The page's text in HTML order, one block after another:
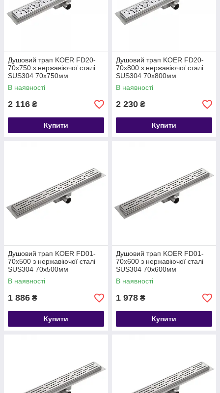
Душовий трап KOER FD20-
70x750 з нержавіючої сталі
SUS304 70x750мм
В наявності
2 116 ₴
Купити
Душовий трап KOER FD20-
70x800 з нержавіючої сталі
SUS304 70x800мм
В наявності
2 230 ₴
Купити
Душовий трап KOER FD01-
70x500 з нержавіючої сталі
SUS304 70x500мм
В наявності
1 886 ₴
Купити
Душовий трап KOER FD01-
70x600 з нержавіючої сталі
SUS304 70x600мм
В наявності
1 978 ₴
Купити